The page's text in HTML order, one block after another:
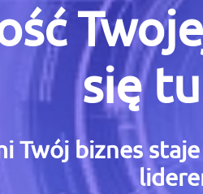
się
Twój biznes